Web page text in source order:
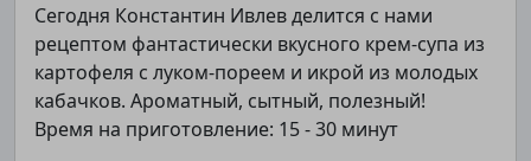
Сегодня Константин Ивлев делится с нами
рецептом фантастически вкусного крем-супа из
картофеля с луком-пореем и икрой из молодых
кабачков. Ароматный, сытный, полезный!
Время на приготовление: 15 - 30 минут